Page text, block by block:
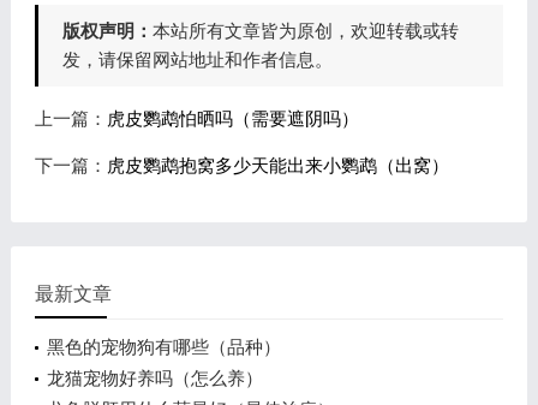
版权声明： 本站所有文章皆为原创，欢迎转载或转
发，请保留网站地址和作者信息。
上一篇： 虎皮鹦鹉怕晒吗（需要遮阴吗）
下一篇： 虎皮鹦鹉抱窝多少天能出来小鹦鹉（出窝）
最新文章
黑色的宠物狗有哪些（品种）
龙猫宠物好养吗（怎么养）